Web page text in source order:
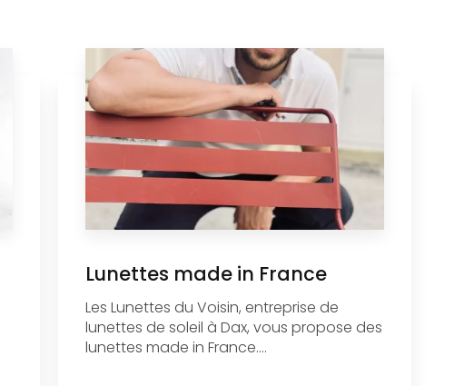
Lunettes made in France
Les Lunettes du Voisin, entreprise de
lunettes de soleil à Dax, vous propose des
lunettes made in France....